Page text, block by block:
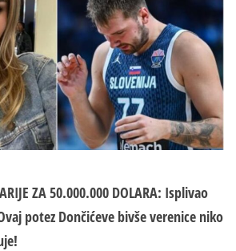
ZA 50.000.000 DOLARA: Isplivao
potez Dončićeve bivše verenice niko